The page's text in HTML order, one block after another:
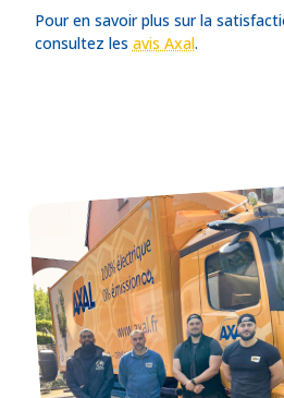
Pour en savoir plus sur la
consultez les avis Axal.